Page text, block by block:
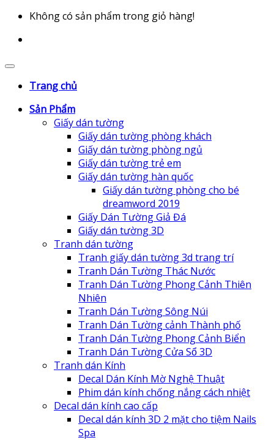
Không có sản phẩm trong giỏ hàng!
Trang chủ
Sản Phẩm
Giấy dán tường
Giấy dán tường phòng khách
Giấy dán tường phòng ngủ
Giấy dán tường trẻ em
Giấy dán tường hàn quốc
Giấy dán tường phòng cho bé
dreamword 2019
Giấy Dán Tường Giả Đá
Giấy dán tường 3D
Tranh dán tường
Tranh giấy dán tường 3d trang trí
Tranh Dán Tường Thác Nước
Tranh Dán Tường Phong Cảnh Thiên
Nhiên
Tranh Dán Tường Sông Núi
Tranh Dán Tường cảnh Thành phố
Tranh Dán Tường Phong Cảnh Biển
Tranh Dán Tường Cửa Sổ 3D
Tranh dán Kính
Decal Dán Kính Mờ Nghệ Thuật
Phim dán kính chống nắng cách nhiệt
Decal dán kính cao cấp
Decal dán kính 3D 2 mặt cho tiệm Nails
Spa